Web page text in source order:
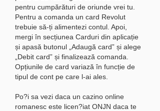
pentru cumpărături de oriunde vrei tu.
Pentru a comanda un card Revolut
trebuie să-ți alimentezi contul. Apoi,
mergi în secțiunea Carduri din aplicație
și apasă butonul „Adaugă card” și alege
„Debit card” și finalizează comanda.
Opțiunile de card variază în funcție de
tipul de cont pe care l-ai ales.
Po?i sa vezi daca un cazino online
romanesc este licen?iat ONJN daca te